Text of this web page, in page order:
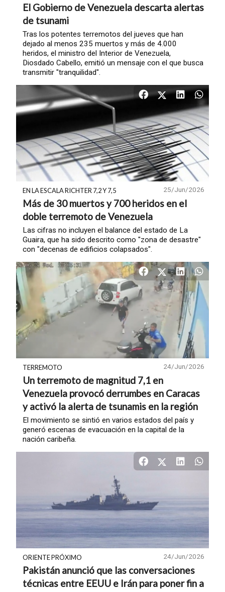
El Gobierno de Venezuela descarta alertas
de tsunami
Tras los potentes terremotos del jueves que han
dejado al menos 235 muertos y más de 4.000
heridos, el ministro del Interior de Venezuela,
Diosdado Cabello, emitió un mensaje con el que busca
transmitir "tranquilidad".
25/Jun/2026
EN LA ESCALA RICHTER 7,2 Y 7,5
Más de 30 muertos y 700 heridos en el
doble terremoto de Venezuela
Las cifras no incluyen el balance del estado de La
Guaira, que ha sido descrito como "zona de desastre"
con "decenas de edificios colapsados".
24/Jun/2026
TERREMOTO
Un terremoto de magnitud 7,1 en
Venezuela provocó derrumbes en Caracas
y activó la alerta de tsunamis en la región
El movimiento se sintió en varios estados del país y
generó escenas de evacuación en la capital de la
nación caribeña.
24/Jun/2026
ORIENTE PRÓXIMO
Pakistán anunció que las conversaciones
técnicas entre EEUU e Irán para poner fin a